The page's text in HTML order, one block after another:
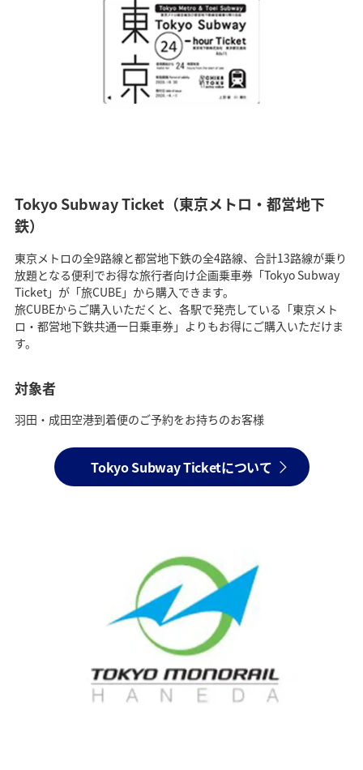
Tokyo Subway Ticket（東京メトロ・都営地下
鉄）
東京メトロの全9路線と都営地下鉄の全4路線、合計13路線が乗り
放題となる便利でお得な旅行者向け企画乗車券「Tokyo Subway
Ticket」が「旅CUBE」から購入できます。
旅CUBEからご購入いただくと、各駅で発売している「東京メト
ロ・都営地下鉄共通一日乗車券」よりもお得にご購入いただけま
す。
対象者
羽田・成田空港到着便のご予約をお持ちのお客様
Tokyo Subway Ticketについて